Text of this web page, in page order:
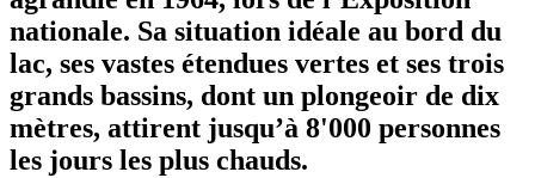
nationale. Sa situation idéale au bord du
lac, ses vastes étendues vertes et ses trois
grands bassins, dont un plongeoir de dix
mètres, attirent jusqu’à 8'000 personnes
les jours les plus chauds.